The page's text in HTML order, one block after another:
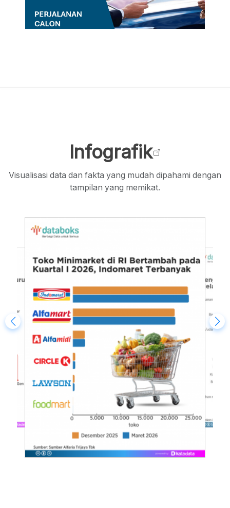
PRODUK DAN KONSUMENInfografik
Visualisasi data dan fakta yang mudah dipahami dengan
tampilan yang memikat.